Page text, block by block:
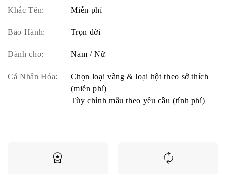
Khắc Tên: Miễn phí
Bảo Hành: Trọn đời
Dành cho: Nam / Nữ
Cá Nhân Hóa:
Chọn loại vàng & loại hột theo sở thích
(miễn phí)
Tùy chỉnh mẫu theo yêu cầu (tính phí)